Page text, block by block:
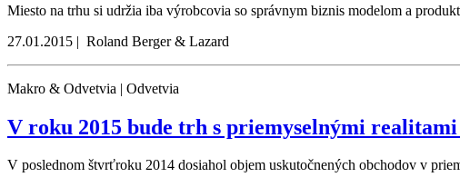
Miesto na trhu si udržia iba výrobcovia so správnym biznis modelom a
27.01.2015 | Roland Berger & Lazard
Makro & Odvetvia | Odvetvia
V roku 2015 bude trh s priemyselnými
V poslednom štvrťroku 2014 dosiahol objem uskutočnených obchodov v